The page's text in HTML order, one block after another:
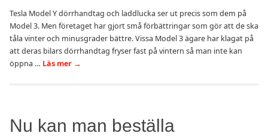
Tesla Model Y dörrhandtag och laddlucka ser ut precis som dem på
Model 3. Men företaget har gjort små förbättringar som gör att de ska
tåla vinter och minusgrader bättre. Vissa Model 3 ägare har klagat på
att deras bilars dörrhandtag fryser fast på vintern så man inte kan
öppna … Läs mer →
Nu kan man beställa